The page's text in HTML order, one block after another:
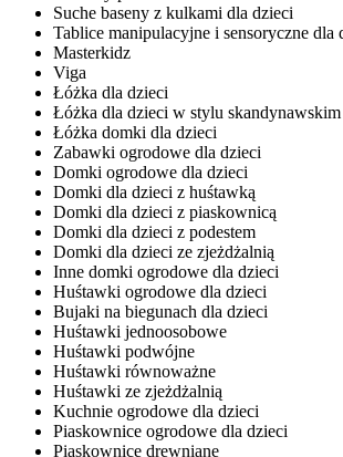
Suche baseny z kulkami dla dzieci
Tablice manipulacyjne i sensoryczne dla
Masterkidz
Viga
Łóżka dla dzieci
Łóżka dla dzieci w stylu skandynawskim
Łóżka domki dla dzieci
Zabawki ogrodowe dla dzieci
Domki ogrodowe dla dzieci
Domki dla dzieci z huśtawką
Domki dla dzieci z piaskownicą
Domki dla dzieci z podestem
Domki dla dzieci ze zjeżdżalnią
Inne domki ogrodowe dla dzieci
Huśtawki ogrodowe dla dzieci
Bujaki na biegunach dla dzieci
Huśtawki jednoosobowe
Huśtawki podwójne
Huśtawki równoważne
Huśtawki ze zjeżdżalnią
Kuchnie ogrodowe dla dzieci
Piaskownice ogrodowe dla dzieci
Piaskownice drewniane